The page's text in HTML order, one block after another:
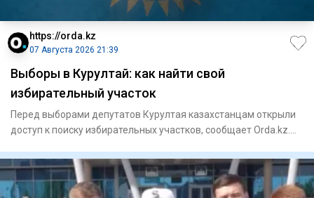
https://orda.kz
07 Августа 2026 21:39
Выборы в Курултай: как найти свой
избирательный участок
Перед выборами депутатов Курултая казахстанцам открыли
доступ к поиску избирательных участков, сообщает Orda.kz.